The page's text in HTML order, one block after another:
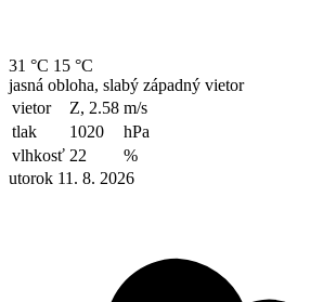
31 °C 15 °C
jasná obloha, slabý západný vietor
vietor
Z, 2.58 m/s
tlak
1020
hPa
vlhkosť 22
%
utorok 11. 8. 2026